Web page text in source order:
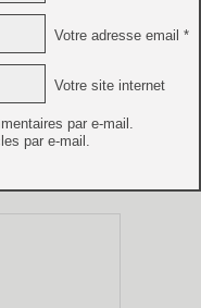
Votre adresse email *
Votre site internet
par e-mail.
par e-mail.